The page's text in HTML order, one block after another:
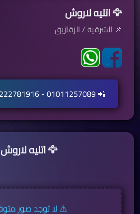
🦅 اتليه لاروش
📌 الشرقية / الزقازيق
📲 01011257089 - 01222781916
🦅 اتليه لاروش
لا توجد صور متوفرة ⚠️